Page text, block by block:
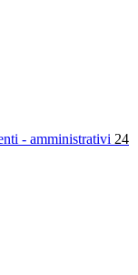
- amministrativi 24